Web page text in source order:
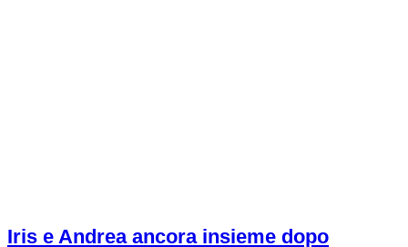
Iris e Andrea ancora insieme dopo